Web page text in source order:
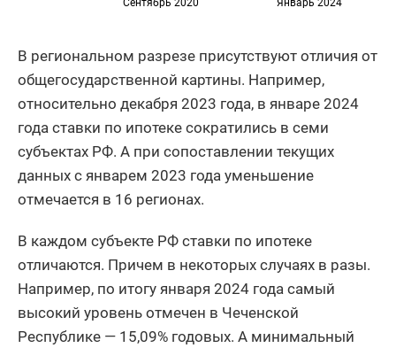
Сентябрь 2020 Январь 2024
В региональном разрезе присутствуют отличия от
общегосударственной картины. Например,
относительно декабря 2023 года, в январе 2024
года ставки по ипотеке сократились в семи
субъектах РФ. А при сопоставлении текущих
данных с январем 2023 года уменьшение
отмечается в 16 регионах.
В каждом субъекте РФ ставки по ипотеке
отличаются. Причем в некоторых случаях в разы.
Например, по итогу января 2024 года самый
высокий уровень отмечен в Чеченской
Республике — 15,09% годовых. А минимальный